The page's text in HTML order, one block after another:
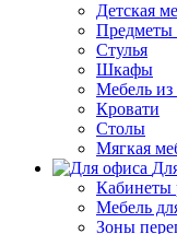
Детская
Предметы
Стулья
Шкафы
Мебель из
Кровати
Столы
Мягкая
Кабинеты
Мебель
Зоны